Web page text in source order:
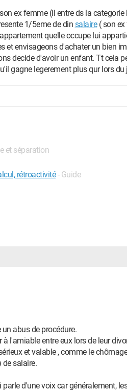
ex femme (il entre ds la categorie
1/5eme de din salaire( son ex
quelle occupe lui
et envisageons d'achater un bien
decide d'avoir un enfant. Tt cela
gagne legerement plus qur lors du
et séparation
rétroactivité - Guide
abus de procédure.
l'amiable entre eux lors de leur
et valable , comme le
salaire.
d'une voix car généralement,